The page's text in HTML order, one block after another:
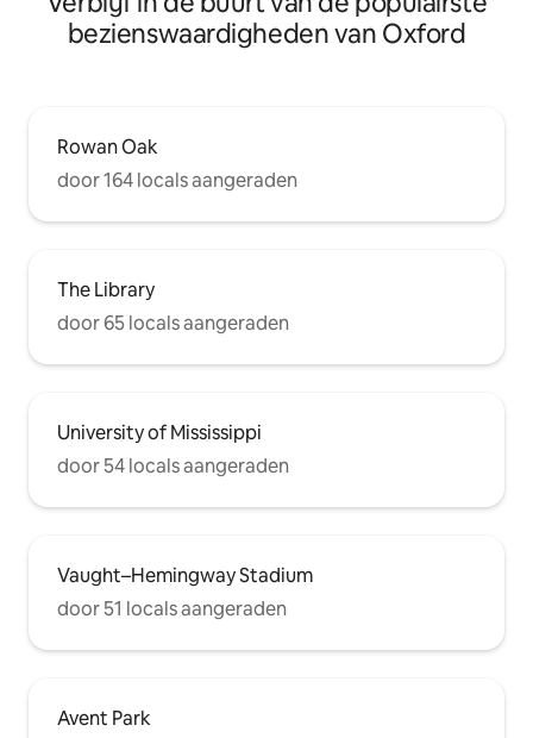
bezienswaardigheden van Oxford
Rowan Oak
door 164 locals aangeraden
The Library
door 65 locals aangeraden
University of Mississippi
door 54 locals aangeraden
Vaught–Hemingway Stadium
door 51 locals aangeraden
Avent Park